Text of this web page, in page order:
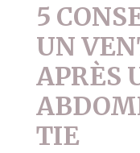
5
UN
APRÈS
TIE